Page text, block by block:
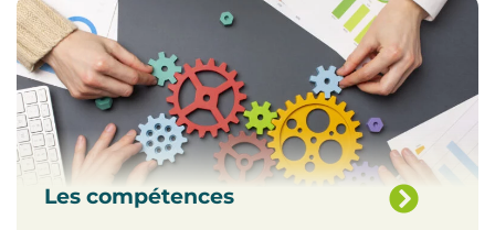
Les compétences